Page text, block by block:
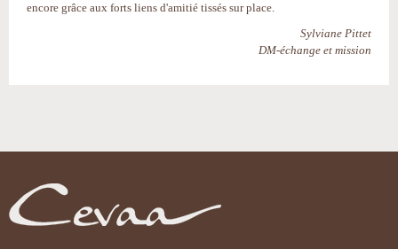
encore grâce aux forts liens d'amitié tissés sur place.
Sylviane Pittet
DM-échange et mission
document